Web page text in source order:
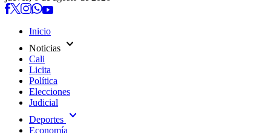
Inicio
Noticias expand_more
Cali
Licita
Política
Elecciones
Judicial
Deportes expand_more
Economía